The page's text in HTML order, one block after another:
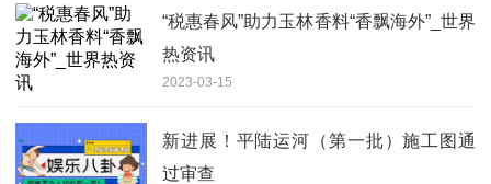
“税惠春风”助力玉林香料“香飘海外”_世界
热资讯
2023-03-15
新进展！平陆运河（第一批）施工图通
过审查